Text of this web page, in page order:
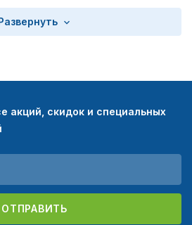
акций, скидок и специальных
ОТПРАВИТЬ